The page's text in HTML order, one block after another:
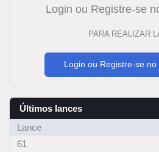
Login ou Registre-se
PARA REALIZAR
Login ou Registre-se
Últimos lances
Lance
61